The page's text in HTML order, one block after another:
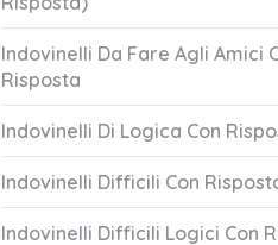
Indovinelli Da Fare Agli Amici
Risposta
Indovinelli Di Logica Con
Indovinelli Difficili Con
Indovinelli Difficili Logici Con